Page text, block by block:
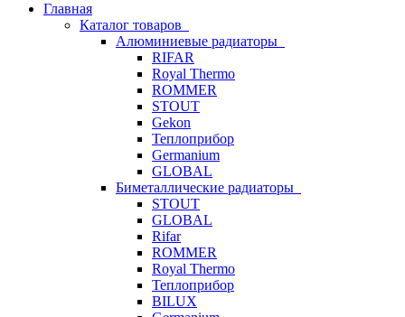
Главная
Каталог товаров
Алюминиевые радиаторы
RIFAR
Royal Thermo
ROMMER
STOUT
Gekon
Теплоприбор
Germanium
GLOBAL
Биметаллические радиаторы
STOUT
GLOBAL
Rifar
ROMMER
Royal Thermo
Теплоприбор
BILUX